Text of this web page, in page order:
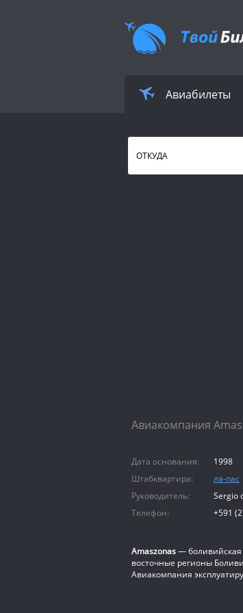
Авиабилеты
ОТКУДА
Авиакомпания
Дата основания: 1998
Штабквартира:
ла-пас
Руководитель:
Sergio
Телефон:
+591
Amaszonas— боливийская
восточные регионы
Авиакомпания